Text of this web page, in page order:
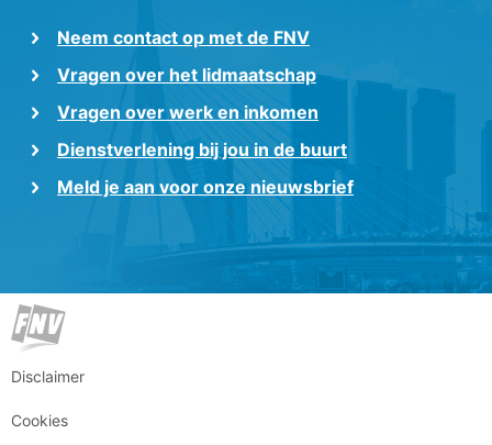
Neem contact op met de FNV
Vragen over het lidmaatschap
Vragen over werk en inkomen
Dienstverlening bij jou in de buurt
Meld je aan voor onze nieuwsbrief
Disclaimer
Cookies